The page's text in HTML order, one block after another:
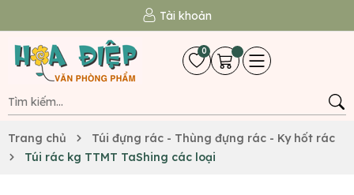
Tài khoản
0
Trang chủ
Túi đựng rác - Thùng đựng rác - Ky hốt rác
Túi rác kg TTMT TaShing các loại